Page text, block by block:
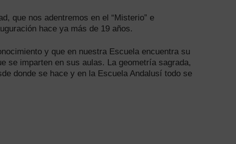
que nos adentremos en el “Misterio” e
hace ya más de 19 años.
y que en nuestra Escuela encuentra su
se imparten en sus aulas. La geometría sagrada,
donde se hace y en la Escuela Andalusí todo se